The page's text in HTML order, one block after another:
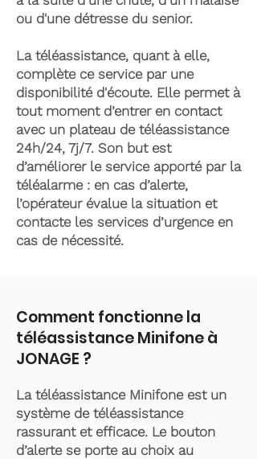
ou d'une détresse du senior.
La téléassistance, quant à elle,
complète ce service par une
disponibilité d'écoute. Elle permet à
tout moment d’entrer en contact
avec un plateau de téléassistance
24h/24, 7j/7. Son but est
d’améliorer le service apporté par la
téléalarme : en cas d’alerte,
l’opérateur évalue la situation et
contacte les services d’urgence en
cas de nécessité.
Comment fonctionne la
téléassistance Minifone à
JONAGE ?
La téléassistance Minifone est un
système de téléassistance
rassurant et efficace. Le bouton
d’alerte se porte au choix au